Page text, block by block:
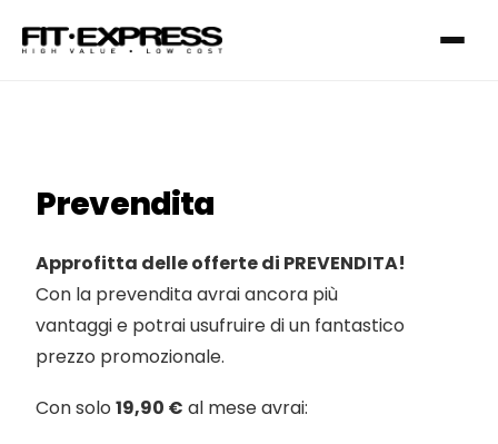
FRANCHISING
SERVIZI
Prevendita
Approfitta delle offerte di PREVENDITA!
Con la prevendita avrai ancora più
vantaggi e potrai usufruire di un fantastico
prezzo promozionale.
Con solo 19,90 € al mese avrai: